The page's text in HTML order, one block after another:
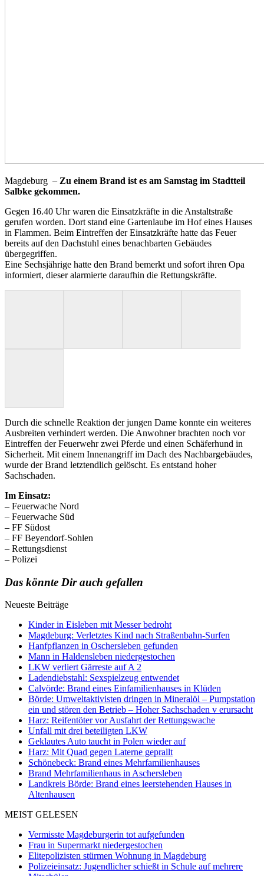
Magdeburg – Zu einem Brand ist es am Samstag im Stadtteil
Salbke gekommen.
Gegen 16.40 Uhr waren die Einsatzkräfte in die Anstaltstraße
gerufen worden. Dort stand eine Gartenlaube im Hof eines Hauses
in Flammen. Beim Eintreffen der Einsatzkräfte hatte das Feuer
bereits auf den Dachstuhl eines benachbarten Gebäudes
übergegriffen.
Eine Sechsjährige hatte den Brand bemerkt und sofort ihren Opa
informiert, dieser alarmierte daraufhin die Rettungskräfte.
Durch die schnelle Reaktion der jungen Dame konnte ein weiteres
Ausbreiten verhindert werden. Die Anwohner brachten noch vor
Eintreffen der Feuerwehr zwei Pferde und einen Schäferhund in
Sicherheit. Mit einem Innenangriff im Dach des Nachbargebäudes,
wurde der Brand letztendlich gelöscht. Es entstand hoher
Sachschaden.
Im Einsatz:
– Feuerwache Nord
– Feuerwache Süd
– FF Südost
– FF Beyendorf-Sohlen
– Rettungsdienst
– Polizei
Das könnte Dir auch gefallen
Neueste Beiträge
Kinder in Eisleben mit Messer bedroht
Magdeburg: Verletztes Kind nach Straßenbahn-Surfen
Hanfpflanzen in Oschersleben gefunden
Mann in Haldensleben niedergestochen
LKW verliert Gärreste auf A 2
Ladendiebstahl: Sexspielzeug entwendet
Calvörde: Brand eines Einfamilienhauses in Klüden
Börde: Umweltaktivisten dringen in Mineralöl – Pumpstation
ein und stören den Betrieb – Hoher Sachschaden v erursacht
Harz: Reifentöter vor Ausfahrt der Rettungswache
Unfall mit drei beteiligten LKW
Geklautes Auto taucht in Polen wieder auf
Harz: Mit Quad gegen Laterne geprallt
Schönebeck: Brand eines Mehrfamilienhauses
Brand Mehrfamilienhaus in Aschersleben
Landkreis Börde: Brand eines leerstehenden Hauses in
Altenhausen
MEIST GELESEN
Vermisste Magdeburgerin tot aufgefunden
Frau in Supermarkt niedergestochen
Elitepolizisten stürmen Wohnung in Magdeburg
Polizeieinsatz: Jugendlicher schießt in Schule auf mehrere